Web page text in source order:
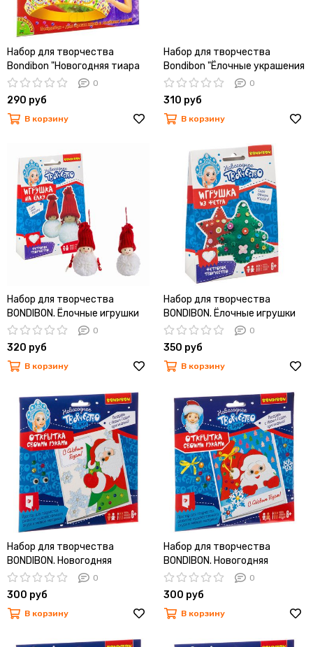
Набор для творчества
Bondibon "Новогодняя тиара
принцессы с пайетками и
стразами"
0
290 руб
В корзину
Набор для творчества
Bondibon "Ёлочные украшения
из дерева" Снежинки 5 шт.
0
310 руб
В корзину
Набор для творчества
BONDIBON. Ёлочные игрушки
своими руками. Куклы.
0
320 руб
В корзину
Набор для творчества
BONDIBON. Ёлочные игрушки
из фетра своими
руками.Звёздочка.Ёлочка.
0
350 руб
В корзину
Набор для творчества
BONDIBON. Новогодняя
открытка своими руками
0
300 руб
В корзину
Набор для творчества
BONDIBON. Новогодняя
открытка своими руками
0
300 руб
В корзину